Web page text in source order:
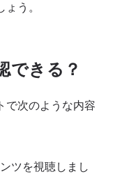
う。
できる？
で次のような内容
ツを視聴しまし